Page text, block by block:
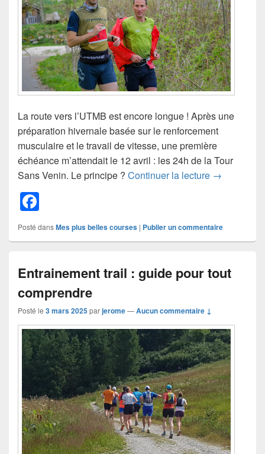
La route vers l’UTMB est encore longue ! Après une
préparation hivernale basée sur le renforcement
musculaire et le travail de vitesse, une première
échéance m’attendait le 12 avril : les 24h de la Tour
Sans Venin. Le principe ? Continuer la lecture Compte-
→
a
c
b
o
o
k
Posté dansMes plus belles courses | Publier un commentaire
Entrainement trail : guide pour tout
comprendre
Posté le 3 mars 2025parjerome—Aucun commentaire ↓